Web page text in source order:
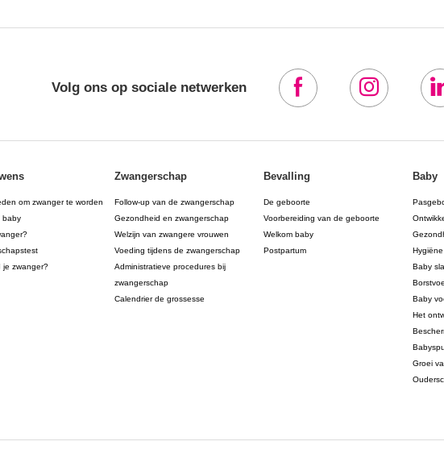
Volg ons op sociale netwerken
om zwanger te worden
baby
je zwanger?
Zwangerschap
Follow-up van de zwangerschap
Gezondheid en zwangerschap
Welzijn van zwangere vrouwen
Voeding tijdens de zwangerschap
Administratieve procedures bij
zwangerschap
Calendrier de grossesse
Bevalling
De geboorte
Voorbereiding van de geboorte
Welkom baby
Postpartum
Baby
Baby
Baby
Het
Groei